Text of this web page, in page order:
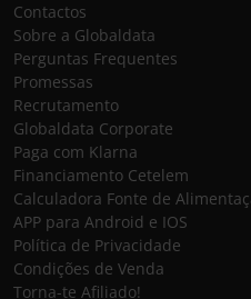
Contactos
Sobre a Globaldata
Perguntas Frequentes
Promessas
Recrutamento
Globaldata Corporate
Paga com Klarna
Financiamento Cetelem
Calculadora Fonte de
APP para Android e IOS
Política de Privacidade
Condições de Venda
Torna-te Afiliado!